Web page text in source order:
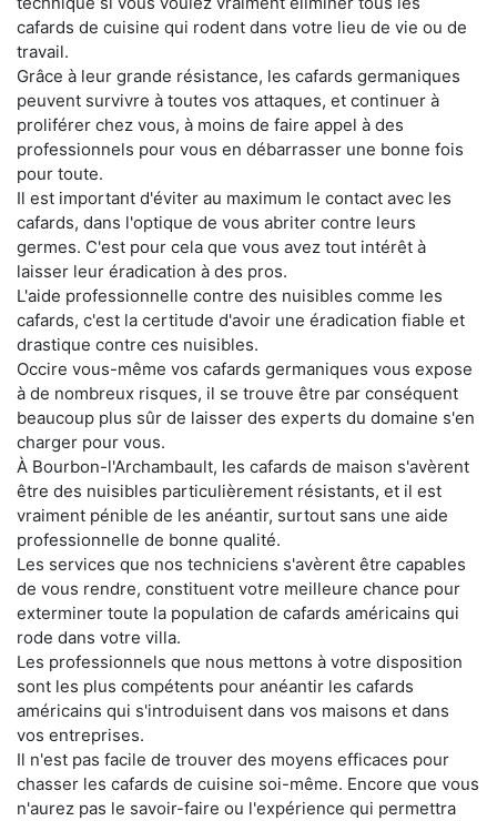
cafards de cuisine qui rodent dans votre lieu de vie ou de
travail.
Grâce à leur grande résistance, les cafards germaniques
peuvent survivre à toutes vos attaques, et continuer à
proliférer chez vous, à moins de faire appel à des
professionnels pour vous en débarrasser une bonne fois
pour toute.
Il est important d'éviter au maximum le contact avec les
cafards, dans l'optique de vous abriter contre leurs
germes. C'est pour cela que vous avez tout intérêt à
laisser leur éradication à des pros.
L'aide professionnelle contre des nuisibles comme les
cafards, c'est la certitude d'avoir une éradication fiable et
drastique contre ces nuisibles.
Occire vous-même vos cafards germaniques vous expose
à de nombreux risques, il se trouve être par conséquent
beaucoup plus sûr de laisser des experts du domaine s'en
charger pour vous.
À Bourbon-l'Archambault, les cafards de maison s'avèrent
être des nuisibles particulièrement résistants, et il est
vraiment pénible de les anéantir, surtout sans une aide
professionnelle de bonne qualité.
Les services que nos techniciens s'avèrent être capables
de vous rendre, constituent votre meilleure chance pour
exterminer toute la population de cafards américains qui
rode dans votre villa.
Les professionnels que nous mettons à votre disposition
sont les plus compétents pour anéantir les cafards
américains qui s'introduisent dans vos maisons et dans
vos entreprises.
Il n'est pas facile de trouver des moyens efficaces pour
chasser les cafards de cuisine soi-même. Encore que vous
n'aurez pas le savoir-faire ou l'expérience qui permettra